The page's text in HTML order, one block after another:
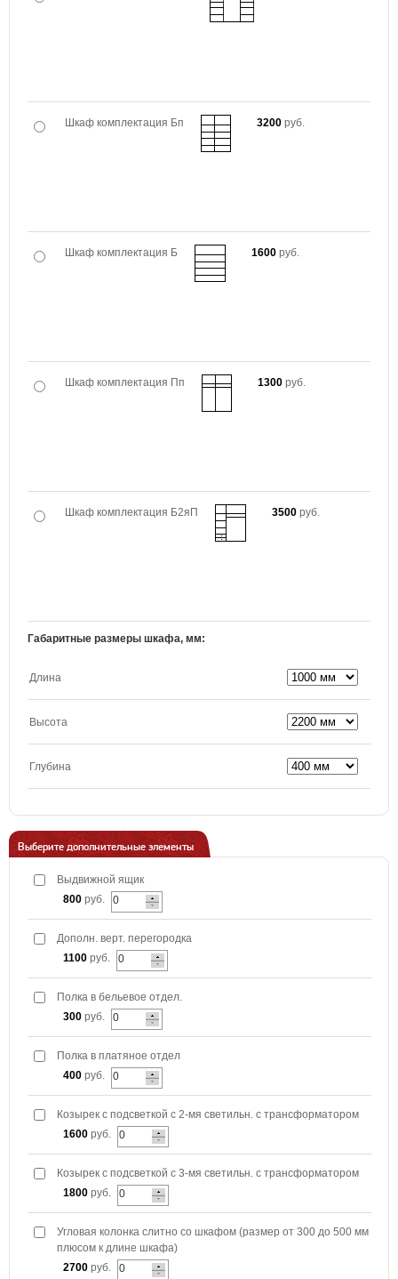
Шкаф комплектация Бп 3200 руб.
Шкаф комплектация Б 1600 руб.
Шкаф комплектация Пп 1300 руб.
Шкаф комплектация Б2яП 3500 руб.
Габаритные размеры шкафа, мм:
Длина
Высота
Глубина
Выберите дополнительные элементы
Выдвижной ящик
800 руб.
Дополн. верт. перегородка
1100 руб.
Полка в бельевое отдел.
300 руб.
Полка в платяное отдел
400 руб.
Козырек с подсветкой с 2-мя светильн. с трансформатором
1600 руб.
Козырек с подсветкой с 3-мя светильн. с трансформатором
1800 руб.
Угловая колонка слитно со шкафом (размер от 300 до 500 мм
плюсом к длине шкафа)
2700 руб.